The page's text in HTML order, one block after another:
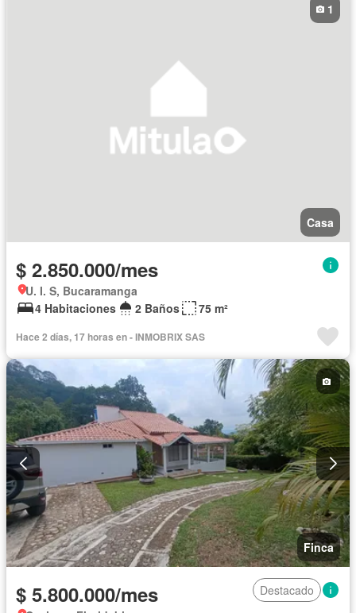
Casa
1
$ 2.850.000/mes
U. I. S, Bucaramanga
4 Habitaciones
2 Baños 75 m²
Hace 2 días, 17 horas en - INMOBRIX SAS
Finca
$ 5.800.000/mes
Destacado